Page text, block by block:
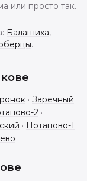
или просто так.
Балашиха,
.
· Заречный
2 ·
· Потапово-1